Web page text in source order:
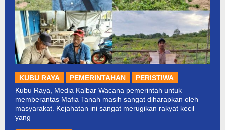
KUBU RAYA PEMERINTAHAN
PERISTIWA
Kubu Raya, Media Kalbar Wacana pemerintah untuk
memberantas Mafia Tanah masih sangat diharapkan oleh
masyarakat. Kejahatan ini sangat merugikan rakyat kecil
yang